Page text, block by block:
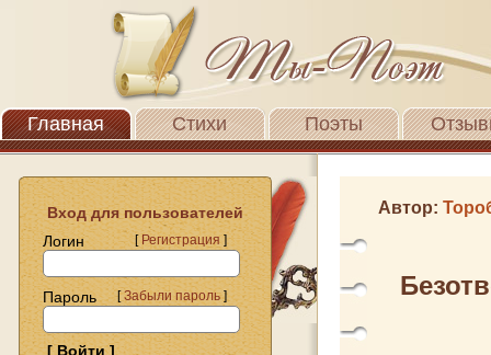
Главная Стихи Поэты
Вход для пользователей
Логин
[Регистрация]
Пароль [Забыли пароль]
Автор: